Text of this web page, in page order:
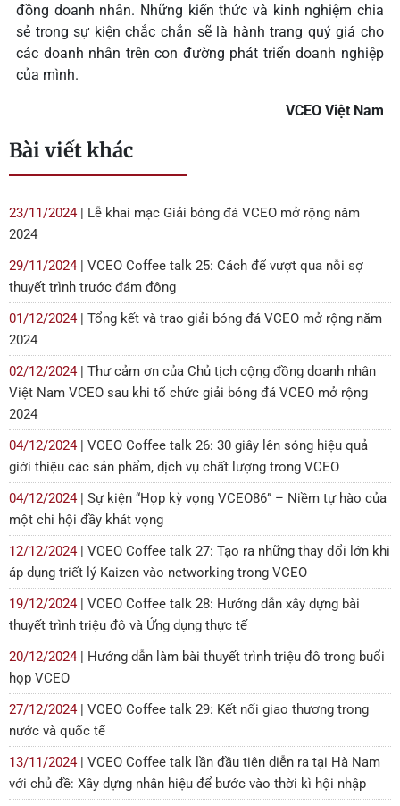
đồng doanh nhân. Những kiến thức và kinh nghiệm chia
sẻ trong sự kiện chắc chắn sẽ là hành trang quý giá cho
các doanh nhân trên con đường phát triển doanh nghiệp
của mình.
VCEO Việt Nam
Bài viết khác
23/11/2024 | Lễ khai mạc Giải bóng đá VCEO mở rộng năm
2024
29/11/2024 | VCEO Coffee talk 25: Cách để vượt qua nỗi sợ
thuyết trình trước đám đông
01/12/2024 | Tổng kết và trao giải bóng đá VCEO mở rộng năm
2024
02/12/2024 | Thư cảm ơn của Chủ tịch cộng đồng doanh nhân
Việt Nam VCEO sau khi tổ chức giải bóng đá VCEO mở rộng
2024
04/12/2024 | VCEO Coffee talk 26: 30 giây lên sóng hiệu quả
giới thiệu các sản phẩm, dịch vụ chất lượng trong VCEO
04/12/2024 | Sự kiện “Họp kỳ vọng VCEO86” – Niềm tự hào của
một chi hội đầy khát vọng
12/12/2024 | VCEO Coffee talk 27: Tạo ra những thay đổi lớn khi
áp dụng triết lý Kaizen vào networking trong VCEO
19/12/2024 | VCEO Coffee talk 28: Hướng dẫn xây dựng bài
thuyết trình triệu đô và Ứng dụng thực tế
20/12/2024 | Hướng dẫn làm bài thuyết trình triệu đô trong buổi
họp VCEO
27/12/2024 | VCEO Coffee talk 29: Kết nối giao thương trong
nước và quốc tế
13/11/2024 | VCEO Coffee talk lần đầu tiên diễn ra tại Hà Nam
với chủ đề: Xây dựng nhân hiệu để bước vào thời kì hội nhập